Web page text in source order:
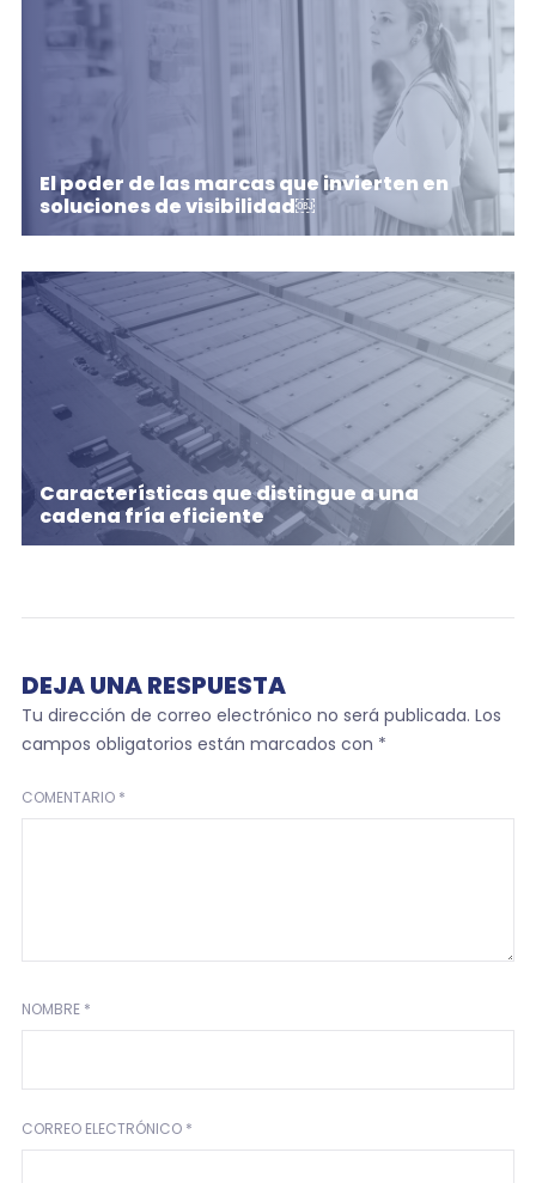
El poder de las marcas que invierten en
soluciones de visibilidad￼
Características que distingue a una
cadena fría eficiente
DEJA UNA RESPUESTA
Tu dirección de correo electrónico no será publicada. Los
campos obligatorios están marcados con *
COMENTARIO *
NOMBRE *
CORREO ELECTRÓNICO *